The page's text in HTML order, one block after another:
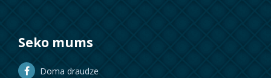
Seko mums
Doma draudze